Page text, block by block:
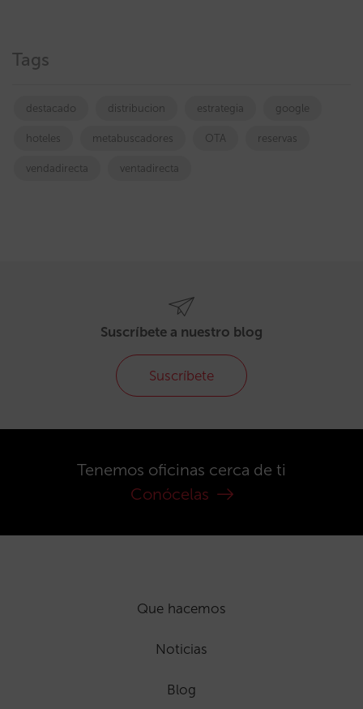
Tags
destacado distribucion estrategia google
hoteles metabuscadores OTA reservas
vendadirecta ventadirecta
Suscríbete a nuestro blog
Suscríbete
Tenemos oficinas cerca de ti
Conócelas
Que hacemos
Noticias
Blog